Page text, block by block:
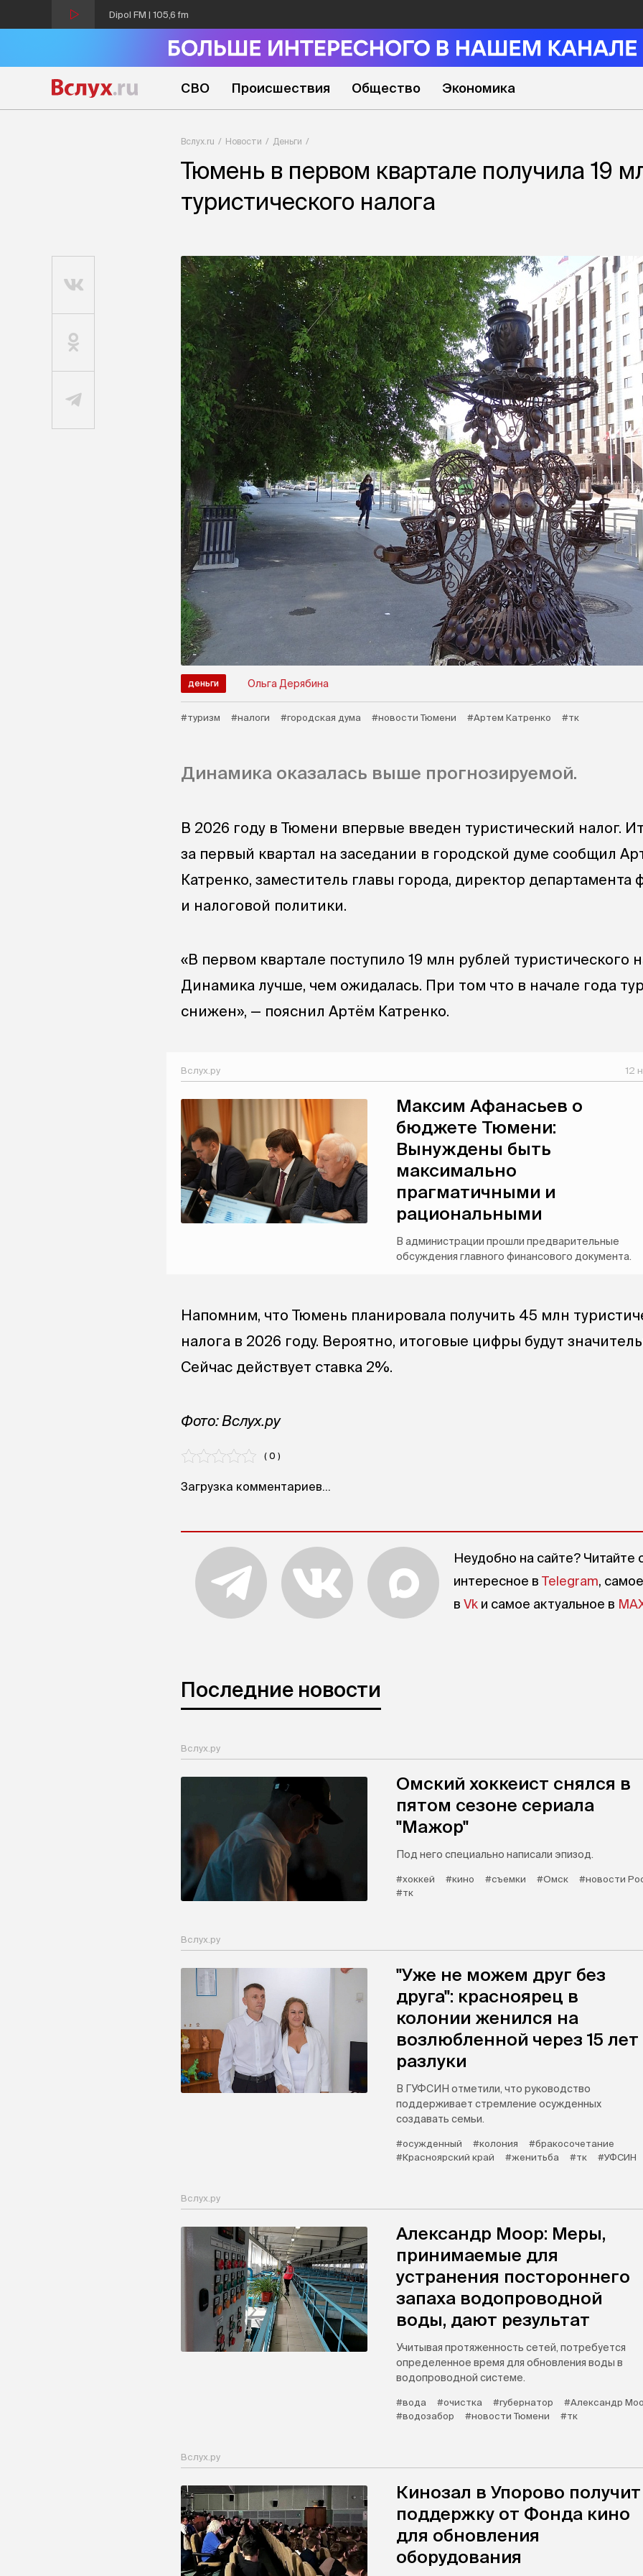
Dipol FM | 105,6 fm
СВО Происшествия Общество Экономика
Вслух.ru Новости Деньги
Тюмень в первом квартале получила 19
туристического налога
деньги Ольга Дерябина
#туризм #налоги #городская дума #новости Тюмени #Артем Катренко #тк
Динамика оказалась выше прогнозируемой.
В 2026 году в Тюмени впервые введен туристический налог.
за первый квартал на заседании в городской думе сообщил
Катренко, заместитель главы города, директор департамента
и налоговой политики.
«В первом квартале поступило 19 млн рублей туристического
Динамика лучше, чем ожидалась. При том что в начале года
снижен», — пояснил Артём Катренко.
Вслух.ру 12
Максим Афанасьев о
бюджете Тюмени:
Вынуждены быть
максимально
прагматичными и
рациональными
В администрации прошли предварительные
обсуждения главного финансового документа.
Напомним, что Тюмень планировала получить 45 млн
налога в 2026 году. Вероятно, итоговые цифры будут
Сейчас действует ставка 2%.
Фото: Вслух.ру
( 0 )
Загрузка комментариев...
Неудобно на сайте? Читайте
интересное в Telegram,
в Vk и самое актуальное в
Последние новости
Вслух.ру
Омский хоккеист снялся в
пятом сезоне сериала
"Мажор"
Под него специально написали эпизод.
#хоккей #кино #съемки #Омск #новости
#тк
Вслух.ру
"Уже не можем друг без
друга": красноярец в
колонии женился на
возлюбленной через 15 лет
разлуки
В ГУФСИН отметили, что руководство
поддерживает стремление осужденных
создавать семьи.
#осужденный #колония
#бракосочетание
#Красноярский край
#женитьба #тк #УФСИН
Вслух.ру
Александр Моор: Меры,
принимаемые для
устранения постороннего
запаха водопроводной
воды, дают результат
Учитывая протяженность сетей, потребуется
определенное время для обновления воды в
водопроводной системе.
#вода #очистка #губернатор
#Александр
#водозабор
#новости Тюмени #тк
Вслух.ру
Кинозал в Упорово получит
поддержку от Фонда кино
для обновления
оборудования